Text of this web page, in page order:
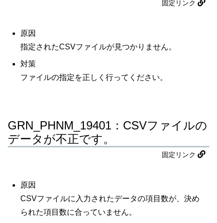
固定リンク
原因
指定されたCSVファイルが見つかりません。
対策
ファイルの指定を正しく行ってください。
GRN_PHNM_19401：CSVファイルの
データが不正です。
固定リンク
原因
CSVファイルに入力されたデータの項目数が、決め
られた項目数に合っていません。